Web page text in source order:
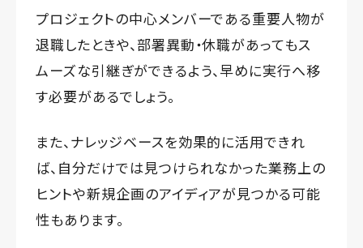
プロジェクトの中心メンバーである重要人物が
退職したときや、部署異動・休職があってもス
ムーズな引継ぎができるよう、早めに実行へ移
す必要があるでしょう。
また、ナレッジベースを効果的に活用できれ
ば、自分だけでは見つけられなかった業務上の
ヒントや新規企画のアイディアが見つかる可能
性もあります。